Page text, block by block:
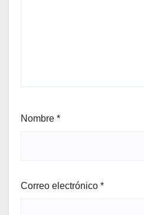
Nombre *
Correo electrónico *